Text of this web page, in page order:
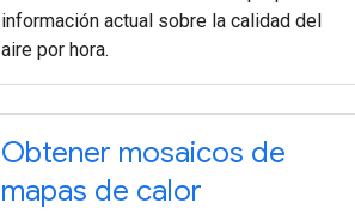
información actual sobre la calidad del
aire por hora.
Obtener mosaicos de
mapas de calor